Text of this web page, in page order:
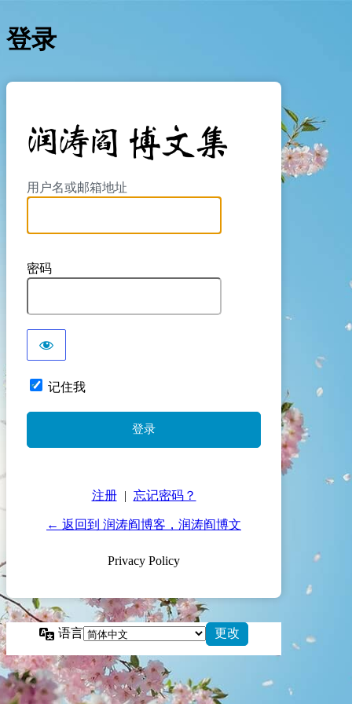
登录
https://
用户名或邮箱地址
密码
记住我
注册 | 忘记密码？
← 返回到 润涛阎博客，润涛阎博文
Privacy Policy
语言